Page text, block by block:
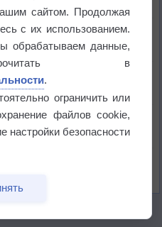
бьют рекорды жары
в Лондоне в течение месяца
раздавать своё тепло!
5 августа
сайтом. Продолжая
с их использованием.
обрабатываем данные,
в
.
ограничить или
файлов cookie,
настройки безопасности